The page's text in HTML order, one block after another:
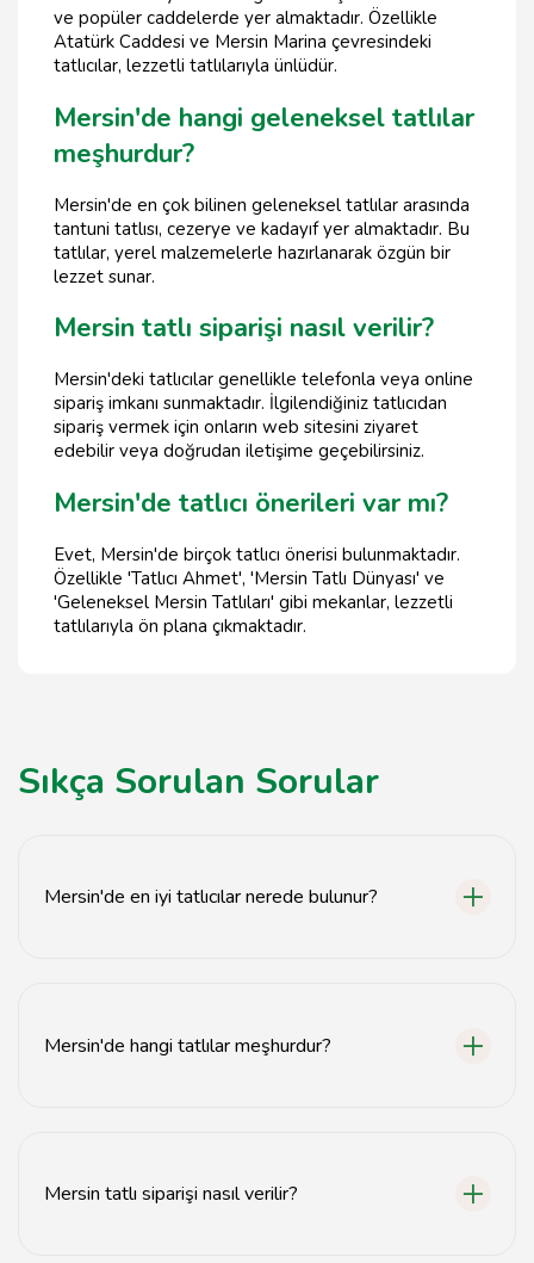
ve popüler caddelerde yer almaktadır. Özellikle
Atatürk Caddesi ve Mersin Marina çevresindeki
tatlıcılar, lezzetli tatlılarıyla ünlüdür.
Mersin'de hangi geleneksel tatlılar
meşhurdur?
Mersin'de en çok bilinen geleneksel tatlılar arasında
tantuni tatlısı, cezerye ve kadayıf yer almaktadır. Bu
tatlılar, yerel malzemelerle hazırlanarak özgün bir
lezzet sunar.
Mersin tatlı siparişi nasıl verilir?
Mersin'deki tatlıcılar genellikle telefonla veya online
sipariş imkanı sunmaktadır. İlgilendiğiniz tatlıcıdan
sipariş vermek için onların web sitesini ziyaret
edebilir veya doğrudan iletişime geçebilirsiniz.
Mersin'de tatlıcı önerileri var mı?
Evet, Mersin'de birçok tatlıcı önerisi bulunmaktadır.
Özellikle 'Tatlıcı Ahmet', 'Mersin Tatlı Dünyası' ve
'Geleneksel Mersin Tatlıları' gibi mekanlar, lezzetli
tatlılarıyla ön plana çıkmaktadır.
Sıkça Sorulan Sorular
Mersin'de en iyi tatlıcılar nerede bulunur?
Mersin'de hangi tatlılar meşhurdur?
Mersin tatlı siparişi nasıl verilir?